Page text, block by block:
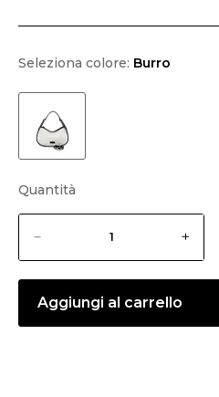
Seleziona colore: Burro
Quantità
Aggiungi al carrello